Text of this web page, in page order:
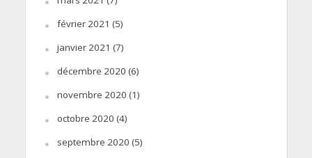
février 2021 (5)
janvier 2021 (7)
décembre 2020 (6)
novembre 2020 (1)
octobre 2020 (4)
septembre 2020 (5)